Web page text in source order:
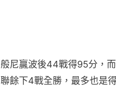
般尼贏波後44戰得95分，
聯餘下4戰全勝，最多也是